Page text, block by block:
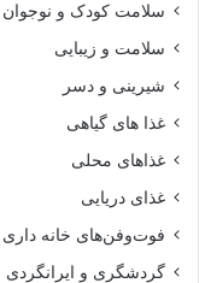
سلامت کودک و نوجوان
سلامت و زیبایی
شیرینی و دسر
غذا های گیاهی
غذاهای محلی
غذای دریایی
فوت‌وفن‌های خانه داری
گردشگری و ایرانگردی